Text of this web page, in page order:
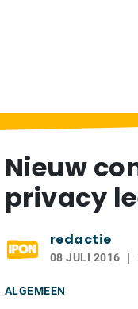
convenant over
Nieuw
privacy
redactie
08 JULI 2016
ALGEMEEN